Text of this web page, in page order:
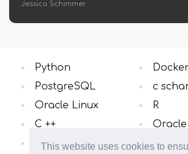
This website uses cookies to
Python
PostgreSQL
Oracle Linux
C ++
Windows OS
Docker
c
R
Alle